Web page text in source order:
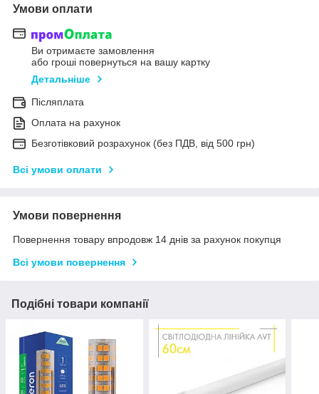
Умови оплати
Ви отримаєте замовлення
або гроші повернуться на вашу картку
Детальніше
Післяплата
Оплата на рахунок
Безготівковий розрахунок (без ПДВ, від 500 грн)
Всі умови оплати
Умови повернення
Повернення товару впродовж 14 днів за рахунок покупця
Всі умови повернення
Подібні товари компанії